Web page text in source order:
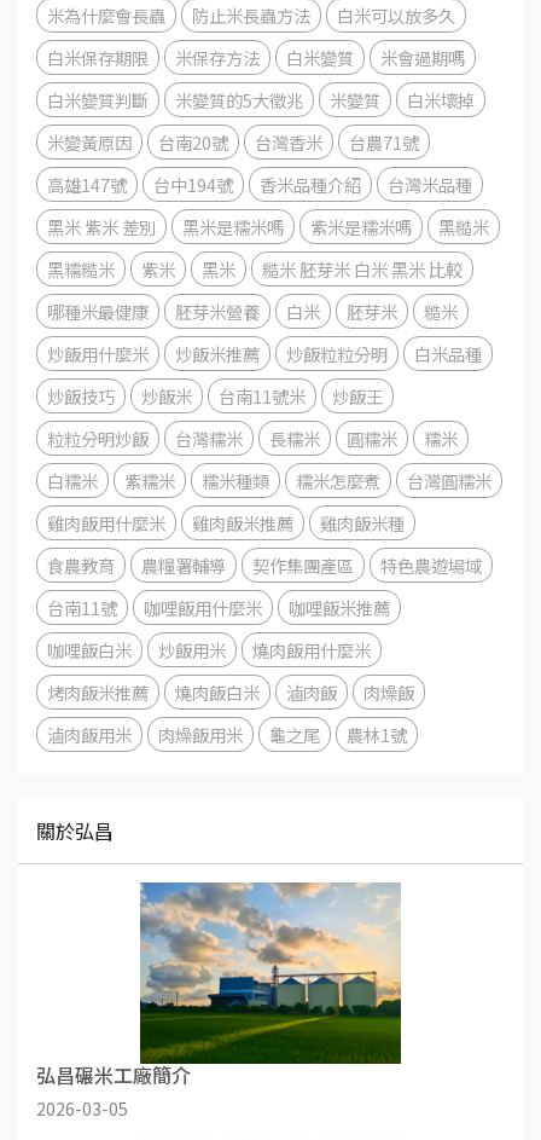
米為什麼會長蟲
防止米長蟲方法
白米可以放多久
白米保存期限
米保存方法 白米變質
米會過期嗎
白米變質判斷
米變質的5大徵兆 米變質
白米壞掉
米變黃原因
台南20號 台灣香米
台農71號
高雄147號
台中194號 香米品種介紹
台灣米品種
黑米 紫米 差別
黑米是糯米嗎 紫米是糯米嗎
黑糙米
黑糯糙米
紫米 黑米
糙米 胚芽米 白米 黑米 比較
哪種米最健康
胚芽米營養 白米 胚芽米
糙米
炒飯用什麼米
炒飯米推薦 炒飯粒粒分明
白米品種
炒飯技巧
炒飯米 台南11號米
炒飯王
粒粒分明炒飯
台灣糯米 長糯米 圓糯米
糯米
白糯米
紫糯米 糯米種類 糯米怎麼煮
台灣圓糯米
雞肉飯用什麼米
雞肉飯米推薦
雞肉飯米種
食農教育
農糧署輔導 契作集團產區
特色農遊場域
台南11號
咖哩飯用什麼米
咖哩飯米推薦
咖哩飯白米
炒飯用米
燒肉飯用什麼米
烤肉飯米推薦
燒肉飯白米 滷肉飯
肉燥飯
滷肉飯用米
肉燥飯用米 龜之尾 農林1號
關於弘昌
弘昌碾米工廠簡介
2026-03-05